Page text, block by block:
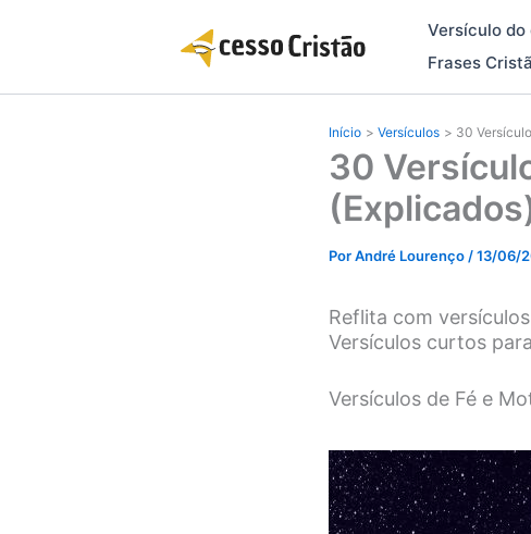
Versículo do
Frases
Início Versículos 30
30
PorAndré Lourenço/13/06/
Reflita com
Versículos curtos
Versículos de Fé e